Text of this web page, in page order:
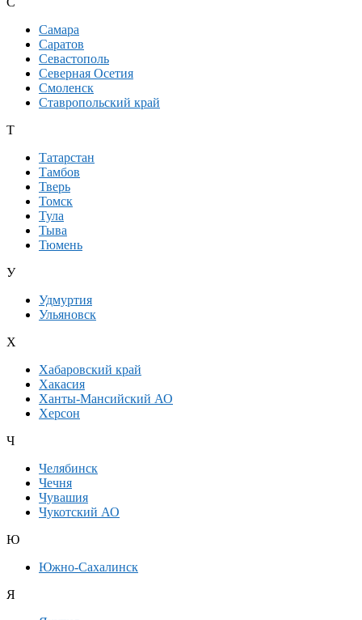
Самара
Саратов
Севастополь
Северная Осетия
Смоленск
Ставропольский край
Т
Татарстан
Тамбов
Тверь
Томск
Тула
Тыва
Тюмень
У
Удмуртия
Ульяновск
Х
Хабаровский край
Хакасия
Ханты-Мансийский АО
Херсон
Ч
Челябинск
Чечня
Чувашия
Чукотский АО
Ю
Южно-Сахалинск
Я